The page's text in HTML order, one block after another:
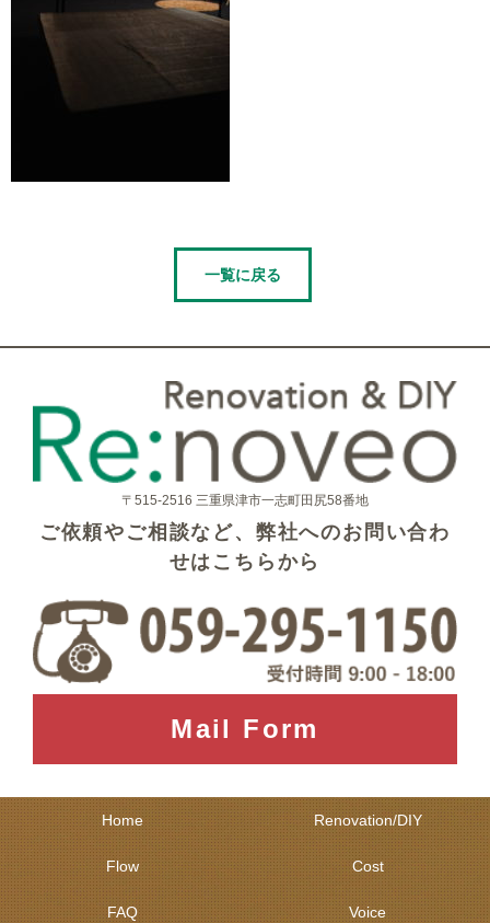
一覧に戻る
〒515-2516 三重県津市一志町田尻58番地
ご依頼やご相談など、弊社へのお問い合わ
せはこちらから
Mail Form
Home Renovation/DIY
Flow Cost
FAQ Voice